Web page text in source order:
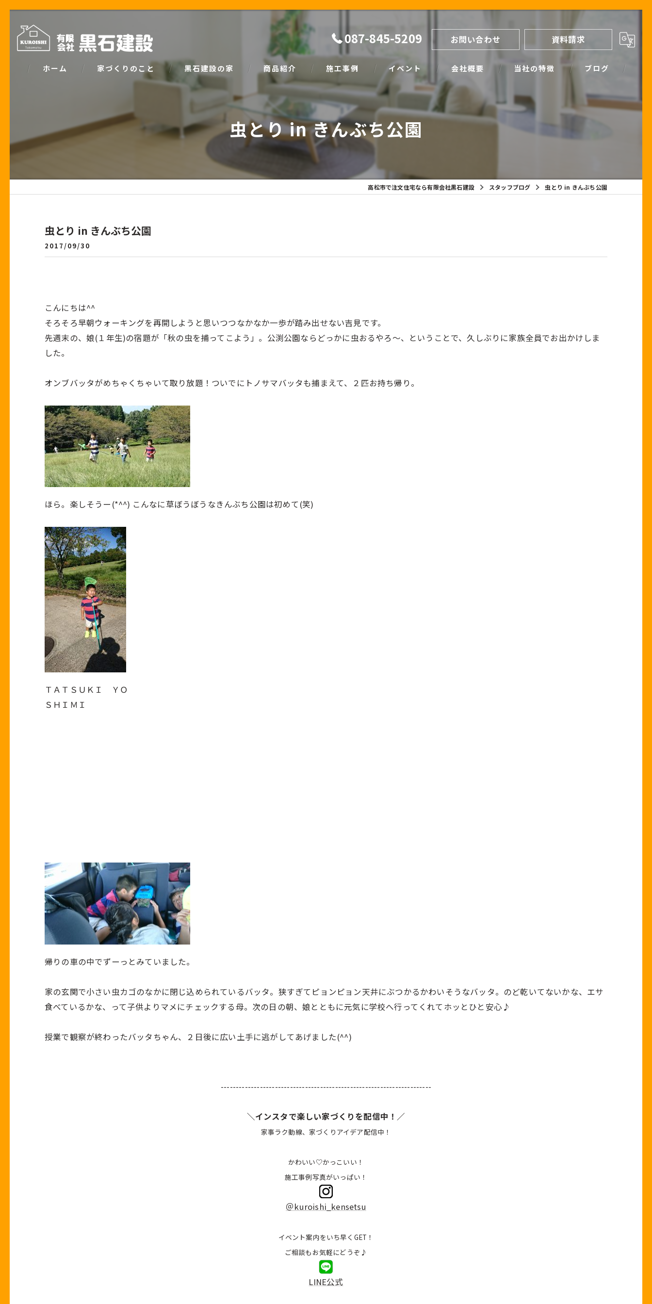
087-845-5209 お問い合わせ 資料請求
ホーム 家づくりのこと
家づくりで大事な「お金の話」
黒石建設の家
パッシブデザイン
ZEH
安心の保証
商品紹介
natural
SIMPLE NOTE
施工事例 イベント
家づくり塾
会社概要 当社の特徴
間取り
断熱
ブログ
スタッフブログ
虫とり in きんぶち公園
高松市で注文住宅なら有限会社黒石建設 スタッフブログ 虫とり in きんぶち公園
虫とり in きんぶち公園
2017/09/30
こんにちは^^
そろそろ早朝ウォーキングを再開しようと思いつつなかなか一歩が踏み出せない吉見です。
先週末の、娘(１年生)の宿題が「秋の虫を捕ってこよう」。公渕公園ならどっかに虫おるやろ～、ということで、久しぶりに家族全員でお出かけしま
した。
オンブバッタがめちゃくちゃいて取り放題！ついでにトノサマバッタも捕まえて、２匹お持ち帰り。
ほら。楽しそうー(*^^) こんなに草ぼうぼうなきんぶち公園は初めて(笑)
ＴＡＴＳＵＫＩ ＹＯ
ＳＨＩＭＩ
帰りの車の中でずーっとみていました。
家の玄関で小さい虫カゴのなかに閉じ込められているバッタ。狭すぎてピョンピョン天井にぶつかるかわいそうなバッタ。のど乾いてないかな、エサ
食べているかな、って子供よりマメにチェックする母。次の日の朝、娘とともに元気に学校へ行ってくれてホッとひと安心♪
授業で観察が終わったバッタちゃん、２日後に広い土手に逃がしてあげました(^^)
----------------------------------------------------------------------
＼インスタで楽しい家づくりを配信中！／
家事ラク動線、家づくりアイデア配信中！
かわいい♡かっこいい！
施工事例写真がいっぱい！
＠kuroishi_kensetsu
イベント案内をいち早くGET！
ご相談もお気軽にどうぞ♪
LINE公式